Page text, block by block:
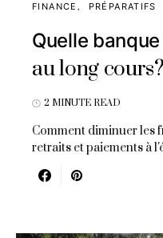
FINANCE PRÉPARATIFS
Quelle
au long cours?
2 MINUTE READ
Comment diminuer les
retraits et paiements à